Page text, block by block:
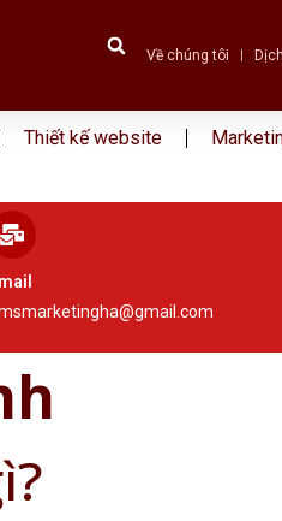
Về chúng tôi
Thiết kế website